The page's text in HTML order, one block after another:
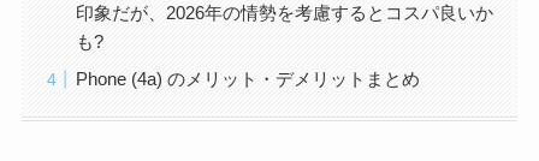
印象だが、2026年の情勢を考慮するとコスパ良いか
も?
Phone (4a) のメリット・デメリットまとめ